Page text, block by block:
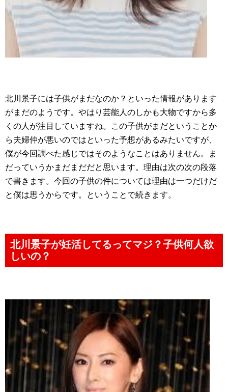
北川景子には子供がまだなのか？といった情報があります
がまだのようです。やはり芸能人のしかも大物ですから多
くの人が注目していますね。この子供がまだということか
ら夫婦仲が悪いのではといった予想があるみたいですが、
僕が今回調べた感じではそのようなことはありません。ま
だっていうかまだまだだと思います。理由は次の次の段落
で書きます。今回の子供の件については理由は一つだけだ
と僕は思うからです。ということで続きます。
北川景子が妊活してるってマジ？子供何人欲
しいの？